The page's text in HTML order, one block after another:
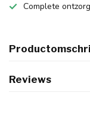
Complete
Reviews